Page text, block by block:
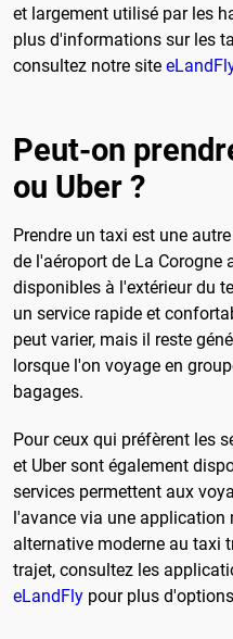
et largement utilisé par les
plus d'informations sur les
consultez notre site
Peut-on
ou Uber ?
Prendre un taxi est une
de l'aéroport de La Corogne
disponibles à l'extérieur du
un service rapide et
peut varier, mais il reste
lorsque l'on voyage en
bagages.
Pour ceux qui préfèrent les
et Uber sont également
services permettent aux
l'avance via une
alternative moderne au taxi
trajet, consultez les
eLandFly pour plus